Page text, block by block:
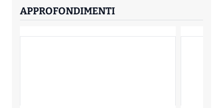
APPROFONDIMENTI